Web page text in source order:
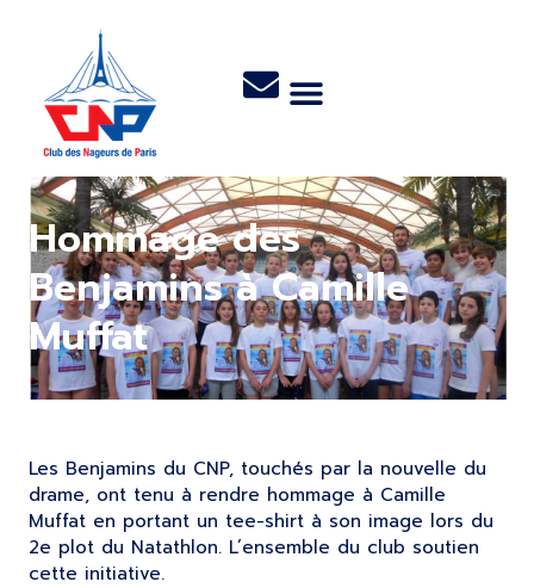
Hommage des
Benjamins à Camille
Muffat
Les Benjamins du CNP, touchés par la nouvelle du
drame, ont tenu à rendre hommage à Camille
Muffat en portant un tee-shirt à son image lors du
2e plot du Natathlon. L’ensemble du club soutien
cette initiative.